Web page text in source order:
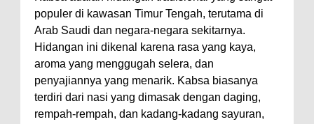
populer di kawasan Timur Tengah, terutama di
Arab Saudi dan negara-negara sekitarnya.
Hidangan ini dikenal karena rasa yang kaya,
aroma yang menggugah selera, dan
penyajiannya yang menarik. Kabsa biasanya
terdiri dari nasi yang dimasak dengan daging,
rempah-rempah, dan kadang-kadang sayuran,